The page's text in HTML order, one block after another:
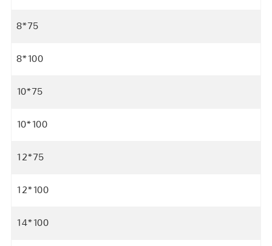
8*75
8*100
10*75
10*100
12*75
12*100
14*100